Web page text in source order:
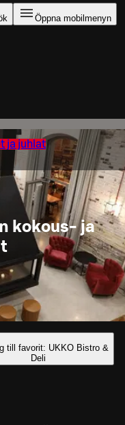
Öppna mobilmenyn
ja juhlat
kokous- ja
till favorit: UKKO Bistro &
Deli